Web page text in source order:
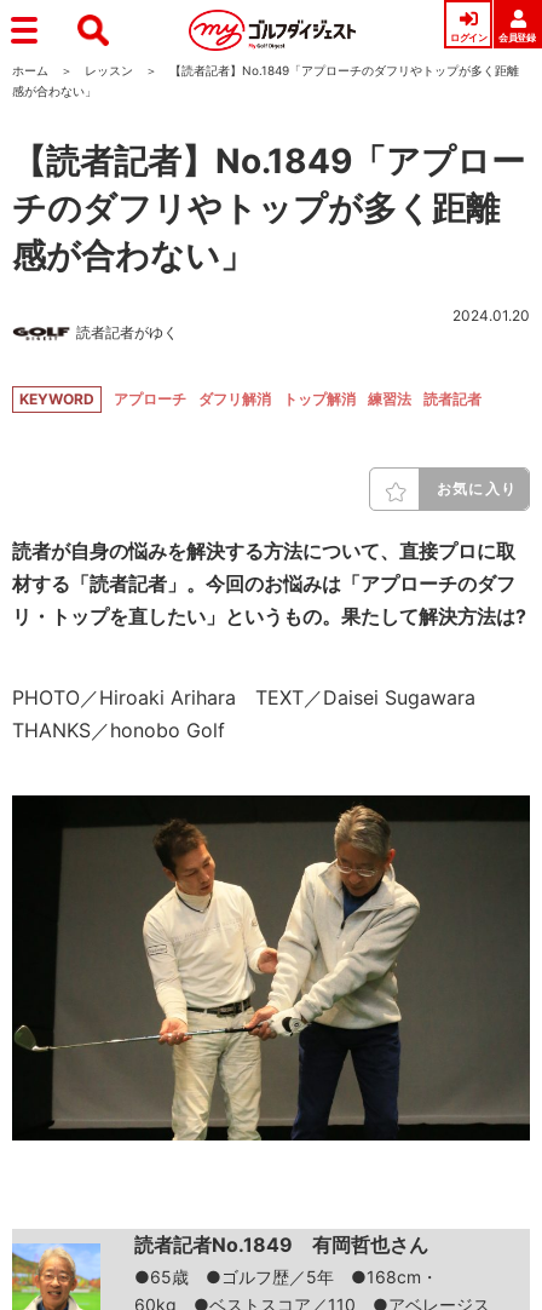
ログイン 会員登録
ホーム レッスン
【読者記者】No.1849「アプローチのダフリやトップが多く距離
感が合わない」
【読者記者】No.1849「アプロー
チのダフリやトップが多く距離
感が合わない」
読者記者がゆく
2024.01.20
KEYWORD アプローチ ダフリ解消 トップ解消 練習法 読者記者
お気に入り
読者が自身の悩みを解決する方法について、直接プロに取
材する「読者記者」。今回のお悩みは「アプローチのダフ
リ・トップを直したい」というもの。果たして解決方法は?
PHOTO／Hiroaki Arihara TEXT／Daisei Sugawara
THANKS／honobo Golf
読者記者No.1849 有岡哲也さん
●65歳 ●ゴルフ歴／5年 ●168cm・
60kg ●ベストスコア／110 ●アベレージス